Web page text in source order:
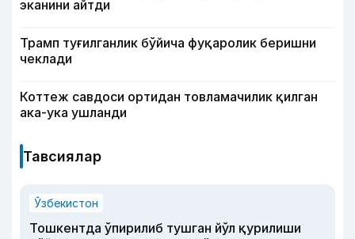
эканини айтди
Трамп туғилганлик бўйича фуқаролик беришни
чеклади
Коттеж савдоси ортидан товламачилик қилган
ака-ука ушланди
Тавсиялар
Ўзбекистон
Тошкентда ўпирилиб тушган йўл қурилиши